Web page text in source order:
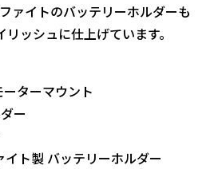
ァイトのバッテリーホルダーも
ッシュに仕上げています。
ターマウント
ー
ト製 バッテリーホルダー